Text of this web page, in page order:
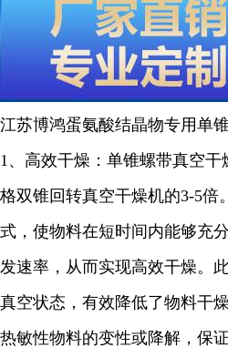
江苏博鸿蛋氨酸结晶物专用单
1、高效干燥：单锥螺带真空
格双锥回转真空干燥机的3-5倍
式，使物料在短时间内能够充
发速率，从而实现高效干燥。
真空状态，有效降低了物料干
热敏性物料的变性或降解，保